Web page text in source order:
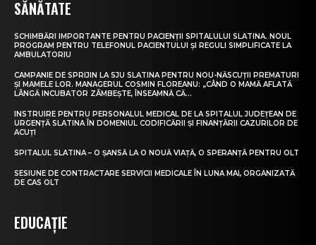
SĂNĂTATE
SCHIMBĂRI IMPORTANTE PENTRU PACIENȚII SPITALULUI SLATINA. NOUL
PROGRAM PENTRU TELEFONUL PACIENTULUI ȘI REGULI SIMPLIFICATE LA
AMBULATORIU
CAMPANIE DE SPRIJIN LA SJU SLATINA PENTRU NOU-NĂSCUȚII PREMATURI
ȘI MAMELE LOR. MANAGERUL COSMIN FLOREANU: „CÂND O MAMĂ AFLATĂ
LÂNGĂ INCUBATOR ZÂMBEȘTE, ÎNSEAMNĂ CĂ...
INSTRUIRE PENTRU PERSONALUL MEDICAL DE LA SPITALUL JUDEȚEAN DE
URGENȚĂ SLATINA ÎN DOMENIUL CODIFICĂRII ȘI FINANȚĂRII CAZURILOR DE
ACUȚI
SPITALUL SLATINA – O ȘANSĂ LA O NOUĂ VIAȚĂ, O SPERANȚĂ PENTRU OLT
SESIUNE DE CONTRACTARE SERVICII MEDICALE ÎN LUNA MAI, ORGANIZATĂ
DE CAS OLT
EDUCAȚIE